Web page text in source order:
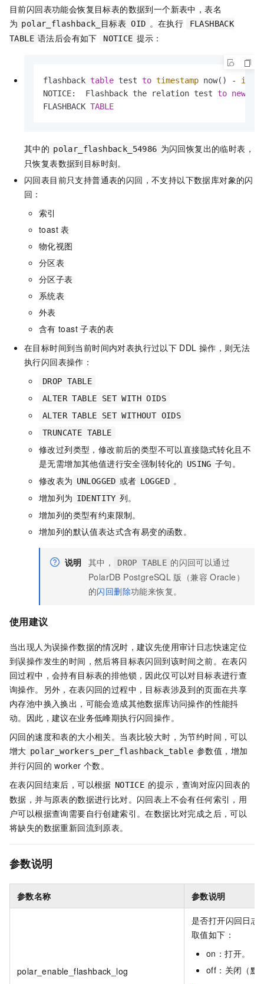
目前闪回表功能会恢复目标表的数据到一个新表中，表名
为 polar_flashback_目标表 OID 。在执行
FLASHBACK
TABLE 语法后会有如下 NOTICE 提示：
flashback table test to timestamp now() -
NOTICE:  Flashback the relation test to new
FLASHBACK TABLE
其中的 polar_flashback_54986 为闪回恢复出的临时表，
只恢复表数据到目标时刻。
闪回表目前只支持普通表的闪回，不支持以下数据库对象的闪
回：
索引
toast 表
物化视图
分区表
分区子表
系统表
外表
含有 toast 子表的表
在目标时间到当前时间内对表执行过以下 DDL 操作，则无法
执行闪回表操作：
DROP TABLE
ALTER TABLE SET WITH OIDS
ALTER TABLE SET WITHOUT OIDS
TRUNCATE TABLE
修改过列类型，修改前后的类型不可以直接隐式转化且不
是无需增加其他值进行安全强制转化的 USING 子句。
修改表为 UNLOGGED 或者 LOGGED 。
增加列为 IDENTITY 列。
增加列的类型有约束限制。
增加列的默认值表达式含有易变的函数。
说明 其中， DROP TABLE 的闪回可以通过
PolarDB PostgreSQL 版（兼容 Oracle）
的闪回删除功能来恢复。
使用建议
当出现人为误操作数据的情况时，建议先使用审计日志快速定位
到误操作发生的时间，然后将目标表闪回到该时间之前。在表闪
回过程中，会持有目标表的排他锁，因此仅可以对目标表进行查
询操作。另外，在表闪回的过程中，目标表涉及到的页面在共享
内存池中换入换出，可能会造成其他数据库访问操作的性能抖
动。因此，建议在业务低峰期执行闪回操作。
闪回的速度和表的大小相关。当表比较大时，为节约时间，可以
增大 polar_workers_per_flashback_table 参数值，增加
并行闪回的 worker 个数。
在表闪回结束后，可以根据 NOTICE 的提示，查询对应闪回表的
数据，并与原表的数据进行比对。闪回表上不会有任何索引，用
户可以根据查询需要自行创建索引。在数据比对完成之后，可以
将缺失的数据重新回流到原表。
参数说明
参数名称 参数说明
polar_enable_flashback_log
是否打开闪回日志
取值如下：
on：打开。
off：关闭（默